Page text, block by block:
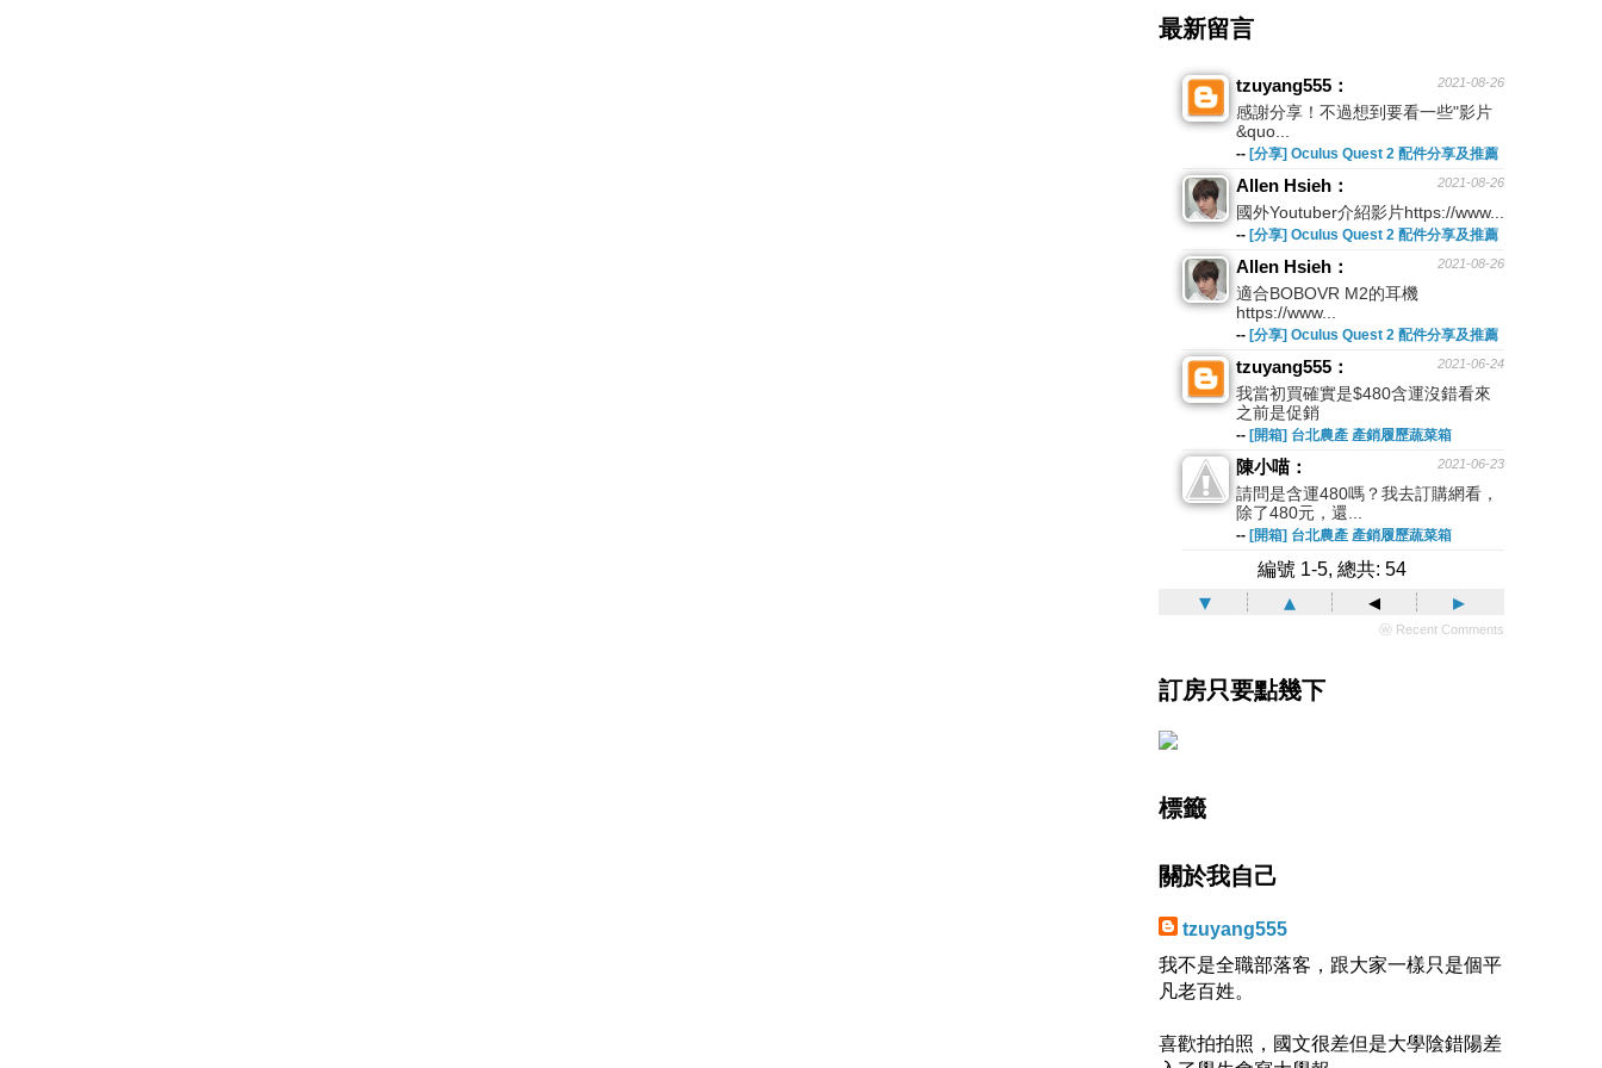
最新留言
2021-08-26
tzuyang555：
感謝分享！不過想到要看一些"影片
&quo...
-- [分享] Oculus Quest 2 配件分享及推薦
2021-08-26
Allen Hsieh：
國外Youtuber介紹影片https://www...
-- [分享] Oculus Quest 2 配件分享及推薦
2021-08-26
Allen Hsieh：
適合BOBOVR M2的耳機
https://www...
-- [分享] Oculus Quest 2 配件分享及推薦
2021-06-24
tzuyang555：
我當初買確實是$480含運沒錯看來
之前是促銷
-- [開箱] 台北農產 產銷履歷蔬菜箱
2021-06-23
陳小喵：
請問是含運480嗎？我去訂購網看，
除了480元，還...
-- [開箱] 台北農產 產銷履歷蔬菜箱
編號 1-5, 總共: 54
▾ ▴ ◂ ▸
ⓦ Recent Comments
訂房只要點幾下
標籤
關於我自己
tzuyang555
我不是全職部落客，跟大家一樣只是個平
凡老百姓。
喜歡拍拍照，國文很差但是大學陰錯陽差